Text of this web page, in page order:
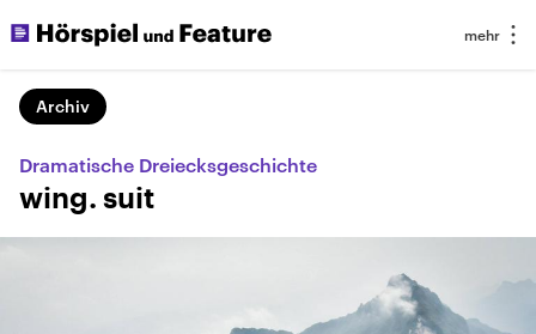
Archiv
Dramatische Dreiecksgeschichte
wing. suit